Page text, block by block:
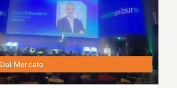
Dal Mercato